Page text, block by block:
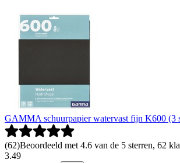
GAMMA schuurpapier watervast fijn K600 (3
(62)Beoordeeld met 4.6 van de 5 sterren, 62
3.49